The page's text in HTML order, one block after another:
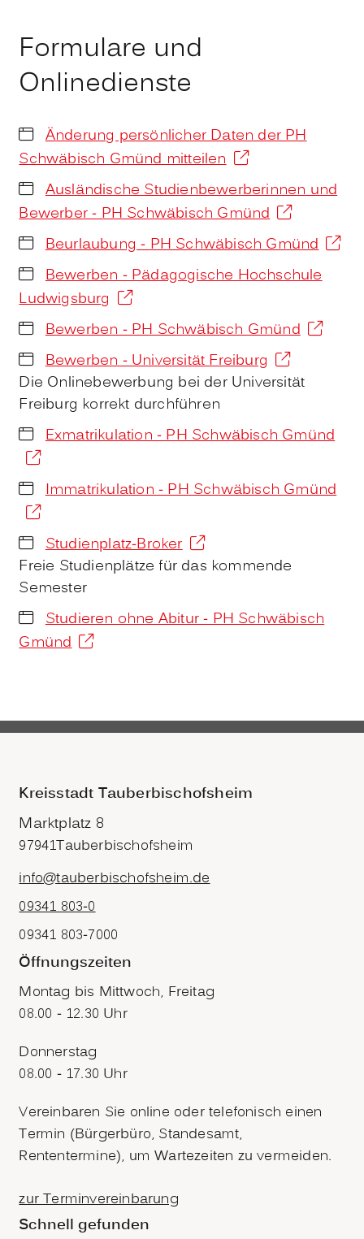
Formulare und
Onlinedienste
Änderung persönlicher Daten der PH
Schwäbisch Gmünd mitteilen
Ausländische Studienbewerberinnen und
Bewerber - PH Schwäbisch Gmünd
Beurlaubung - PH Schwäbisch Gmünd
Bewerben - Pädagogische Hochschule
Ludwigsburg
Bewerben - PH Schwäbisch Gmünd
Bewerben - Universität Freiburg
Die Onlinebewerbung bei der Universität
Freiburg korrekt durchführen
Exmatrikulation - PH Schwäbisch Gmünd
Immatrikulation - PH Schwäbisch Gmünd
Studienplatz-Broker
Freie Studienplätze für das kommende
Semester
Studieren ohne Abitur - PH Schwäbisch
Gmünd
Kreisstadt Tauberbischofsheim
Marktplatz 8
97941Tauberbischofsheim
info@tauberbischofsheim.de
09341 803-0
09341 803-7000
Öffnungszeiten
Montag bis Mittwoch, Freitag
08.00 - 12.30 Uhr
Donnerstag
08.00 - 17.30 Uhr
Vereinbaren Sie online oder telefonisch einen
Termin (Bürgerbüro, Standesamt,
Rententermine), um Wartezeiten zu vermeiden.
zur Terminvereinbarung
Schnell gefunden